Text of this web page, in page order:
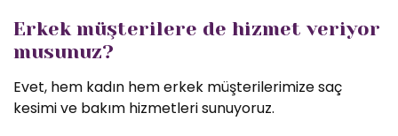
Erkek müşterilere de hizmet veriyor
musunuz?
Evet, hem kadın hem erkek müşterilerimize saç
kesimi ve bakım hizmetleri sunuyoruz.